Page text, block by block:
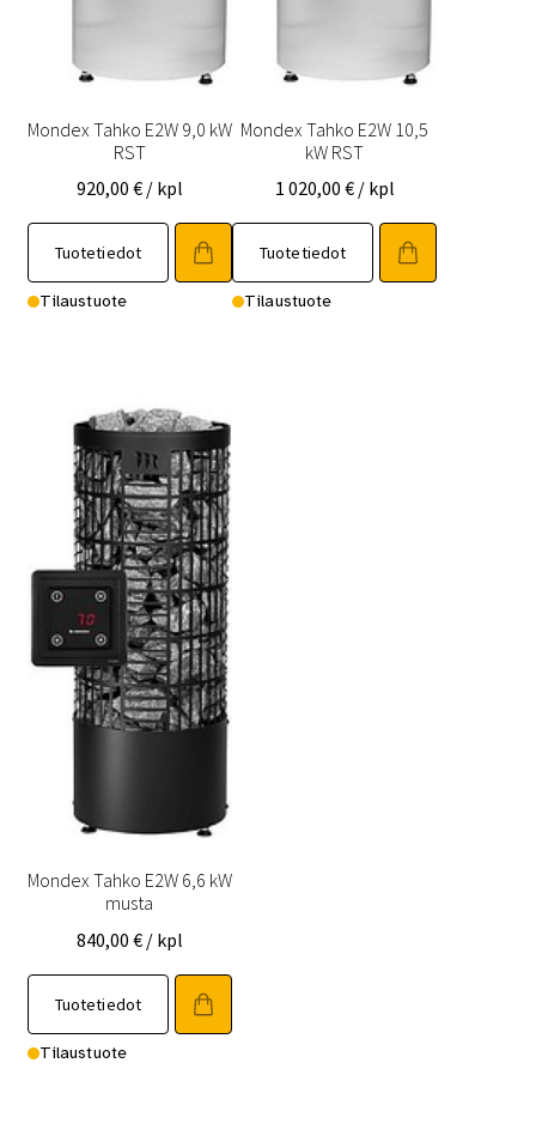
Mondex Tahko E2W 9,0 kW
RST
920,00 € / kpl
Tuotetiedot
Tilaustuote
Mondex Tahko E2W 10,5
kW RST
1 020,00 € / kpl
Tuotetiedot
Tilaustuote
Mondex Tahko E2W 6,6 kW
musta
840,00 € / kpl
Tuotetiedot
Tilaustuote